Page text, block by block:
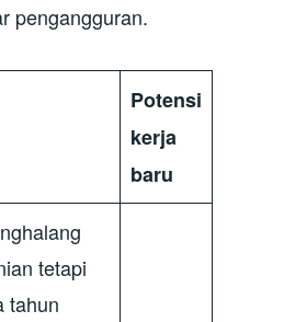
pengangguran.
Potensi
kerja
baru
tetapi
tahun